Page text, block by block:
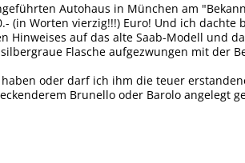
Autohaus in München am
(in Worten vierzig!!!) Euro! Und ich
auf das alte Saab-Modell und
Flasche aufgezwungen mit der
oder darf ich ihm die teuer
Brunello oder Barolo angelegt